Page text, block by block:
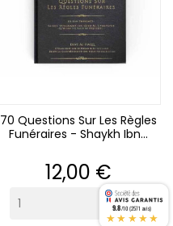
70 Questions Sur Les Règles
Funéraires - Shaykh Ibn...
Prix
12,00 €
9.8/10 (2571 avis)
★★★★★